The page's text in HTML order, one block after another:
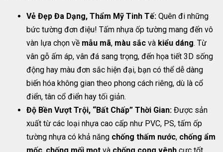
Vẻ Đẹp Đa Dạng, Thẩm Mỹ Tinh Tế: Quên đi những
bức tường đơn điệu! Tấm nhựa ốp tường mang đến vô
vàn lựa chọn về mẫu mã, màu sắc và kiểu dáng. Từ
vân gỗ ấm áp, vân đá sang trọng, đến họa tiết 3D sống
động hay màu đơn sắc hiện đại, bạn có thể dễ dàng
biến hóa không gian theo phong cách riêng, dù là cổ
điển, tân cổ điển hay tối giản.
Độ Bền Vượt Trội, “Bất Chấp” Thời Gian: Được sản
xuất từ các loại nhựa cao cấp như PVC, PS, tấm ốp
tường nhựa có khả năng chống thấm nước, chống ẩm